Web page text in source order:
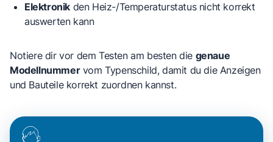
Elektronik den Heiz-/Temperaturstatus nicht korrekt
auswerten kann
Notiere dir vor dem Testen am besten die genaue
Modellnummervom Typenschild, damit du die Anzeigen
und Bauteile korrekt zuordnen kannst.